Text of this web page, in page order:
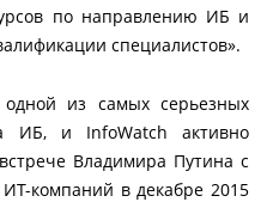
по направлению ИБ и
специалистов».
одной из самых серьезных
ИБ, и InfoWatch активно
Владимира Путина с
компаний в декабре 2015